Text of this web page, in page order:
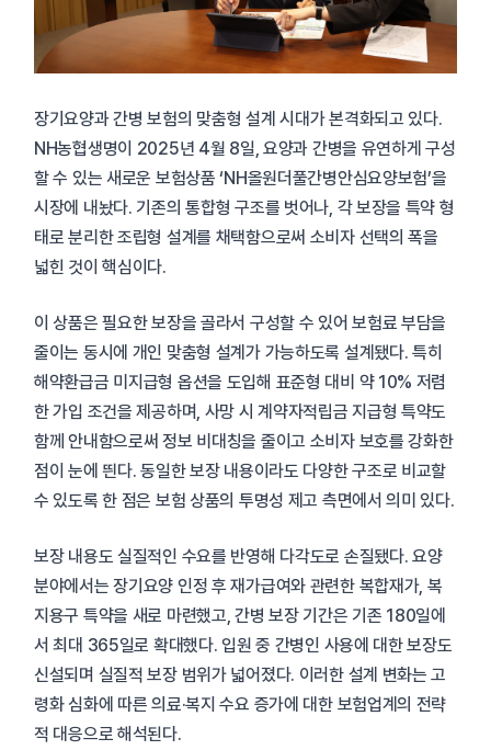
장기요양과 간병 보험의 맞춤형 설계 시대가 본격화되고 있다.
NH농협생명이 2025년 4월 8일, 요양과 간병을 유연하게 구성
할 수 있는 새로운 보험상품 ‘NH올원더풀간병안심요양보험’을
시장에 내놨다. 기존의 통합형 구조를 벗어나, 각 보장을 특약 형
태로 분리한 조립형 설계를 채택함으로써 소비자 선택의 폭을
넓힌 것이 핵심이다.
이 상품은 필요한 보장을 골라서 구성할 수 있어 보험료 부담을
줄이는 동시에 개인 맞춤형 설계가 가능하도록 설계됐다. 특히
해약환급금 미지급형 옵션을 도입해 표준형 대비 약 10% 저렴
한 가입 조건을 제공하며, 사망 시 계약자적립금 지급형 특약도
함께 안내함으로써 정보 비대칭을 줄이고 소비자 보호를 강화한
점이 눈에 띈다. 동일한 보장 내용이라도 다양한 구조로 비교할
수 있도록 한 점은 보험 상품의 투명성 제고 측면에서 의미 있다.
보장 내용도 실질적인 수요를 반영해 다각도로 손질됐다. 요양
분야에서는 장기요양 인정 후 재가급여와 관련한 복합재가, 복
지용구 특약을 새로 마련했고, 간병 보장 기간은 기존 180일에
서 최대 365일로 확대했다. 입원 중 간병인 사용에 대한 보장도
신설되며 실질적 보장 범위가 넓어졌다. 이러한 설계 변화는 고
령화 심화에 따른 의료·복지 수요 증가에 대한 보험업계의 전략
적 대응으로 해석된다.